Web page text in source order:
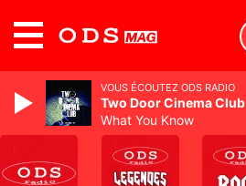
VOUS ÉCOUTEZ ODS RADIO
Two Door Cinema Club
What You Know